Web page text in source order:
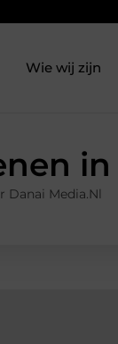
Wie wij zijn
Danai Media.nl